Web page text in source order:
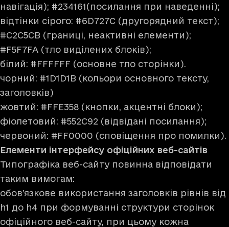
навігація); #234161(посилання при наведенні);
відтінки сірого: #6D727C (другорядний текст);
#C2C5CB (границі, неактивні елементи);
#F5F7FA (тло виділених блоків);
білий: #FFFFFF (основне тло сторінки).
чорний: #1D1D1B (кольори основного тексту,
заголовків)
жовтий: #FFE358 (кнопки, акцентні блоки);
фіолетовий: #552C92 (відвідані посилання);
червоний: #FF0000 (сповіщення про помилки).
Елементи інтерфейсу офіційних веб-сайтів
Типографіка веб-сайту повинна відповідати
таким вимогам:
обов’язкове використання заголовків рівнів від
h1 до h4 при формуванні структури сторінок
офіційного веб-сайту, при цьому кожна